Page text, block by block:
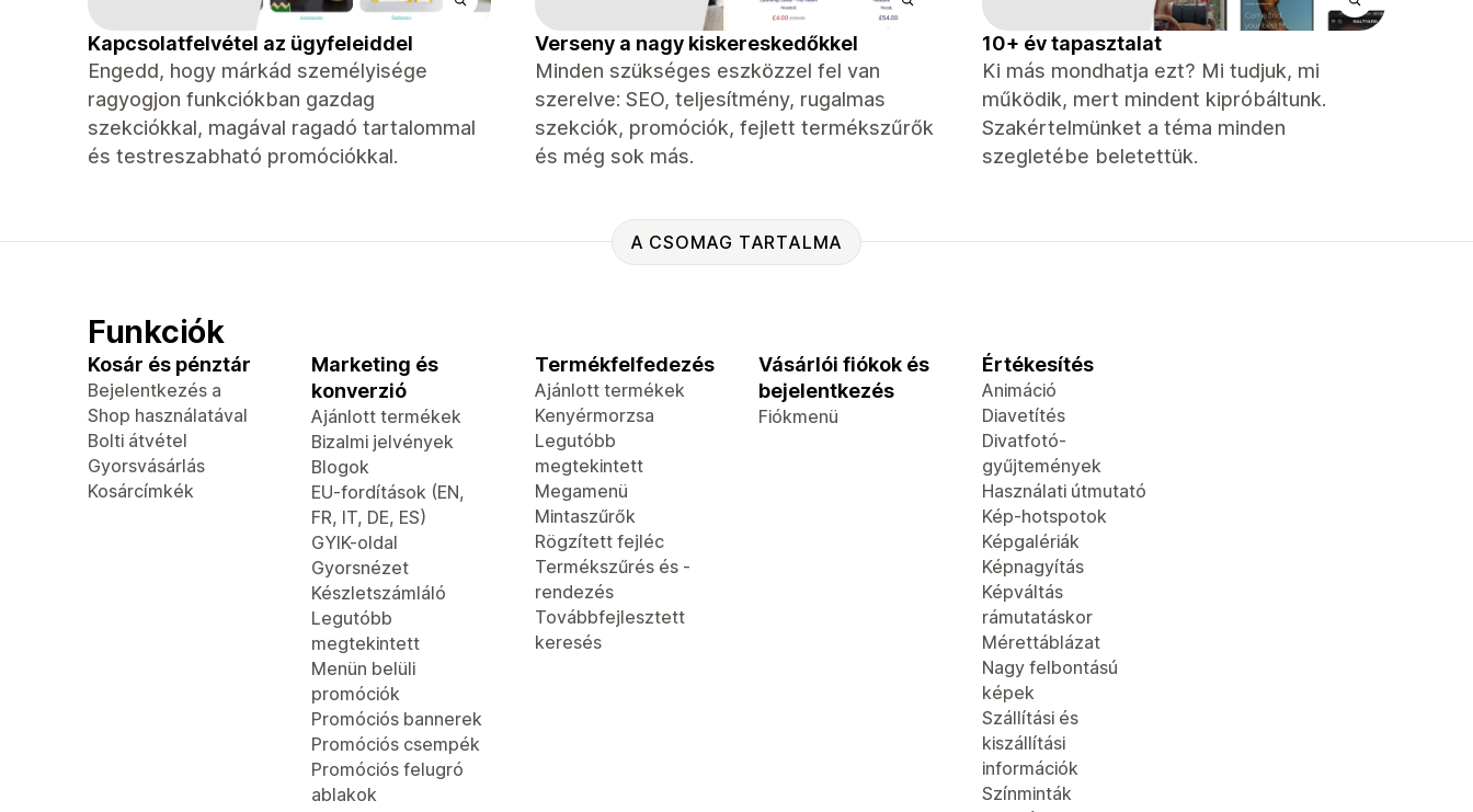
Kapcsolatfelvétel az ügyfeleiddel
Engedd, hogy márkád személyisége
ragyogjon funkciókban gazdag
szekciókkal, magával ragadó tartalommal
és testreszabható promóciókkal.
Verseny a nagy kiskereskedőkkel
Minden szükséges eszközzel fel van
szerelve: SEO, teljesítmény, rugalmas
szekciók, promóciók, fejlett termékszűrők
és még sok más.
10+ év tapasztalat
Ki más mondhatja ezt? Mi tudjuk, mi
működik, mert mindent kipróbáltunk.
Szakértelmünket a téma minden
szegletébe beletettük.
A CSOMAG TARTALMA
Funkciók
Kosár és pénztár
Bejelentkezés a
Shop használatával
Bolti átvétel
Gyorsvásárlás
Kosárcímkék
Marketing és
konverzió
Ajánlott termékek
Bizalmi jelvények
Blogok
EU-fordítások (EN,
FR, IT, DE, ES)
GYIK-oldal
Gyorsnézet
Készletszámláló
Legutóbb
megtekintett
Menün belüli
promóciók
Promóciós bannerek
Promóciós csempék
Promóciós felugró
ablakok
Termékfelfedezés
Ajánlott termékek
Kenyérmorzsa
Legutóbb
megtekintett
Megamenü
Mintaszűrők
Rögzített fejléc
Termékszűrés és -
rendezés
Továbbfejlesztett
keresés
Vásárlói fiókok és
bejelentkezés
Fiókmenü
Értékesítés
Animáció
Diavetítés
Divatfotó-
gyűjtemények
Használati útmutató
Kép-hotspotok
Képgalériák
Képnagyítás
Képváltás
rámutatáskor
Mérettáblázat
Nagy felbontású
képek
Szállítási és
kiszállítási
információk
Színminták